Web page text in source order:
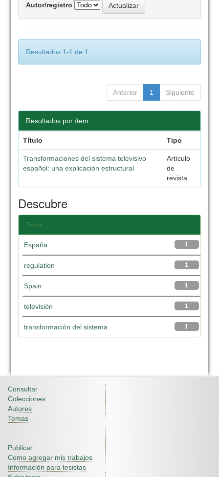
Autor/registro
Resultados 1-1 de 1.
Anterior 1 Siguiente
Resultados por ítem:
Título Tipo
Transformaciones del sistema televisivo
español: una explicación estructural
Artículo
de
revista
Descubre
Tema
1
España
1
regulation
1
Spain
1
televisión
1
transformación del sistema
Consultar
Colecciones
Autores
Temas
Publicar
Como agregar mis trabajos
Información para tesistas